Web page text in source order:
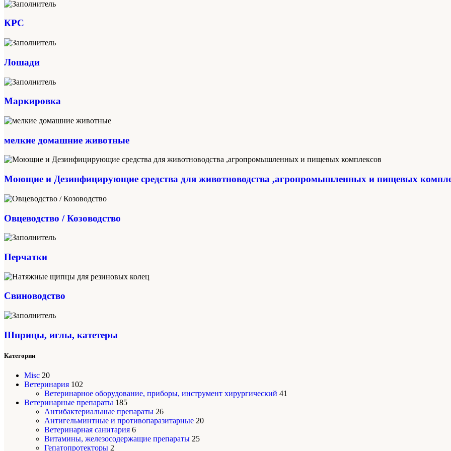
КРС
Лошади
Маркировка
мелкие домашние животные
Моющие и Дезинфицирующие средства для животноводства ,агропромышленных и пищевых
Овцеводство / Козоводство
Перчатки
Свиноводство
Шприцы, иглы, катетеры
Категории
Misc 20
Ветеринария 102
Ветеринарное оборудование, приборы, инструмент хирургический 41
Ветеринарные препараты 185
Антибактериальные препараты 26
Антигельминтные и противопаразитарные 20
Ветеринарная санитария 6
Витамины, железосодержащие препараты 25
Гепатопротекторы 2